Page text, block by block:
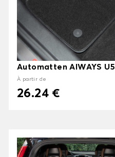
Automatten AIWAYS U5
À partir de
26.24 €